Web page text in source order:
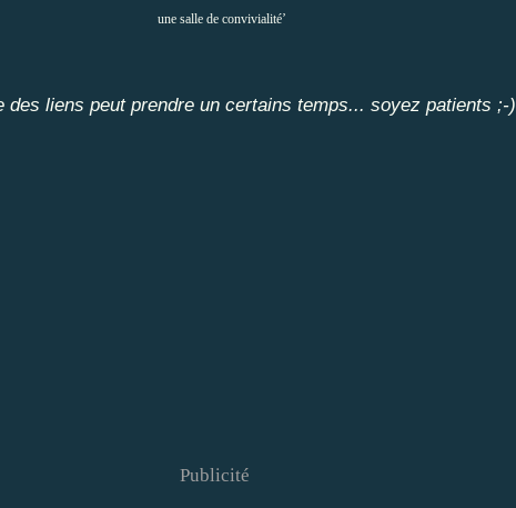
une salle de convivialité’
des liens peut prendre un certains temps... soyez patients ;-)
Publicité